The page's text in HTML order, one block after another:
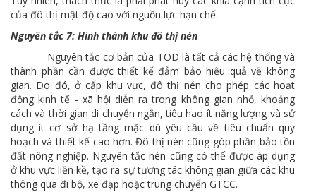
của đô thị mật độ cao với nguồn lực hạn chế.
Nguyên tắc 7: Hình thành khu đô thị nén
Nguyên tắc cơ bản của TOD là tất cả các hệ thống và
thành phần cần được thiết kế đảm bảo hiệu quả về không
gian. Do đó, ở cấp khu vực, đô thị nén cho phép các hoạt
động kinh tế - xã hội diễn ra trong không gian nhỏ, khoảng
cách và thời gian di chuyển ngắn, tiêu hao ít năng lượng và sử
dụng ít cơ sở hạ tầng mặc dù yêu cầu về tiêu chuẩn quy
hoạch và thiết kế cao hơn. Đô thị nén cũng góp phần bảo tồn
đất nông nghiệp. Nguyên tắc nén cũng có thể được áp dụng
ở khu vực liền kề, tạo ra sự tương tác không gian giữa các khu
thông qua đi bộ, xe đạp hoặc trung chuyển GTCC.